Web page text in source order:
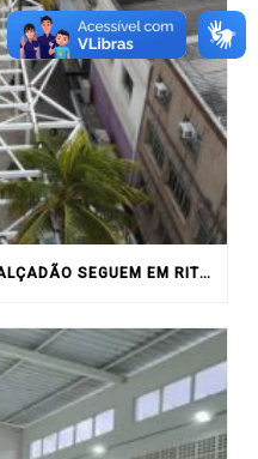
OBRAS DE COBERTURA DO CALÇADÃO SEGUEM EM RITMO ACELERADO